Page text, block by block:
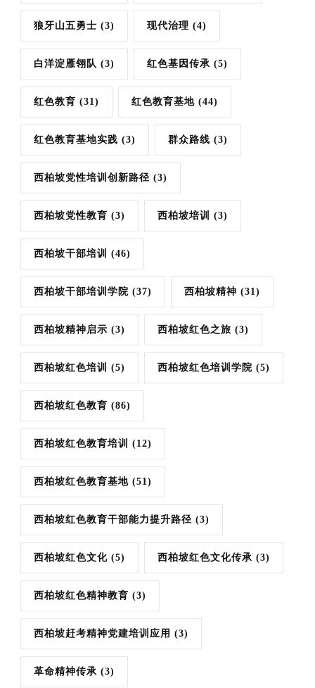
狼牙山五勇士 (3) 现代治理 (4)
白洋淀雁翎队 (3) 红色基因传承 (5)
红色教育 (31) 红色教育基地 (44)
红色教育基地实践 (3) 群众路线 (3)
西柏坡党性培训创新路径 (3)
西柏坡党性教育 (3) 西柏坡培训 (3)
西柏坡干部培训 (46)
西柏坡干部培训学院 (37) 西柏坡精神 (31)
西柏坡精神启示 (3) 西柏坡红色之旅 (3)
西柏坡红色培训 (5) 西柏坡红色培训学院 (5)
西柏坡红色教育 (86)
西柏坡红色教育培训 (12)
西柏坡红色教育基地 (51)
西柏坡红色教育干部能力提升路径 (3)
西柏坡红色文化 (5) 西柏坡红色文化传承 (3)
西柏坡红色精神教育 (3)
西柏坡赶考精神党建培训应用 (3)
革命精神传承 (3)